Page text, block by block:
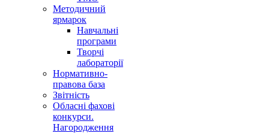
Методичний
ярмарок
Навчальні
програми
Творчі
лабораторії
Нормативно-
правова база
Звітність
Обласні фахові
конкурси.
Нагородження